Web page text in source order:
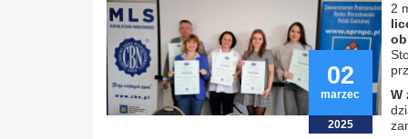
02
marzec
2025
2
W